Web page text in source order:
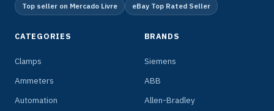
Top seller on Mercado Livre eBay Top Rated Seller
CATEGORIES
Clamps
Ammeters
Automation
BRANDS
Siemens
ABB
Allen-Bradley